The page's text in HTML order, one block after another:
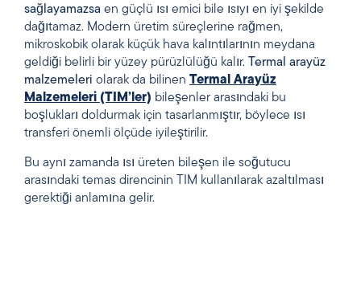
sağlayamazsa en güçlü ısı emici bile ısıyı en iyi şekilde
dağıtamaz. Modern üretim süreçlerine rağmen,
mikroskobik olarak küçük hava kalıntılarının meydana
geldiği belirli bir yüzey pürüzlülüğü kalır. Termal arayüz
malzemeleri olarak da bilinen Termal Arayüz
Malzemeleri (TIM’ler) bileşenler arasındaki bu
boşlukları doldurmak için tasarlanmıştır, böylece ısı
transferi önemli ölçüde iyileştirilir.
Bu aynı zamanda ısı üreten bileşen ile soğutucu
arasındaki temas direncinin TIM kullanılarak azaltılması
gerektiği anlamına gelir.